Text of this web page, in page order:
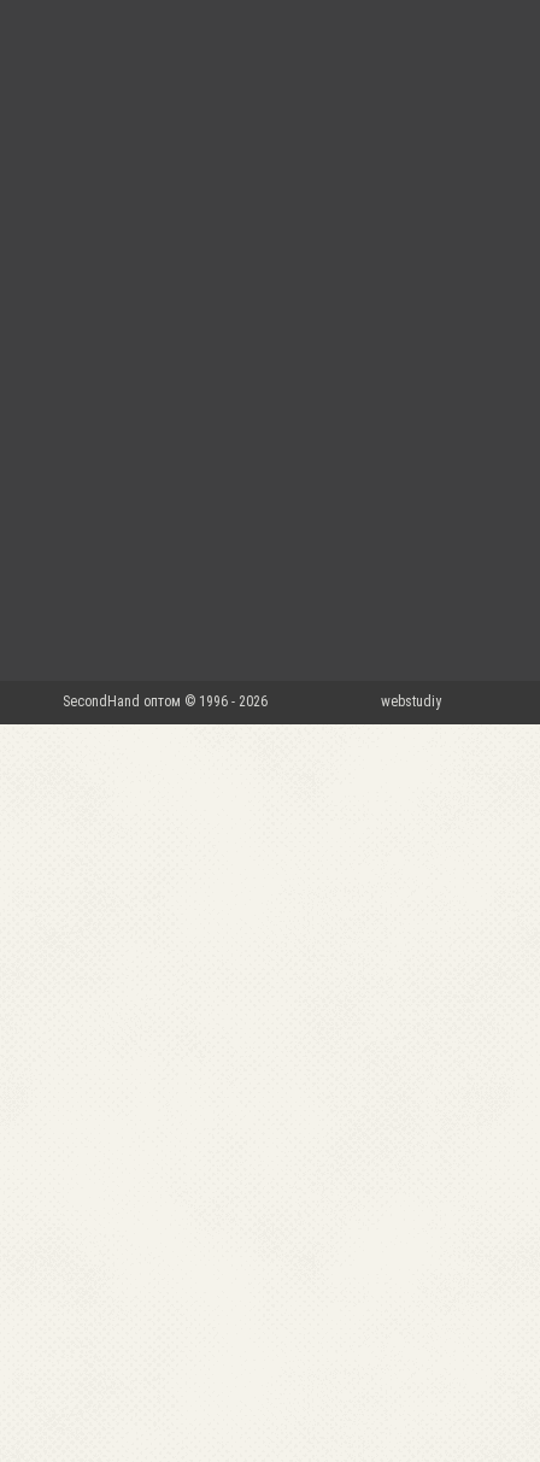
SecondHand оптом © 1996 - 2026 webstudiy